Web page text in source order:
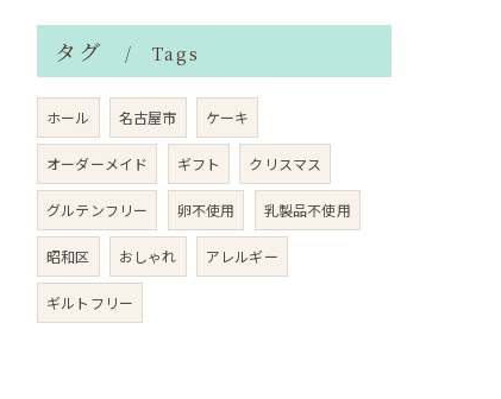
タグ Tags
ホール 名古屋市 ケーキ
オーダーメイド ギフト クリスマス
グルテンフリー 卵不使用 乳製品不使用
昭和区 おしゃれ アレルギー
ギルトフリー